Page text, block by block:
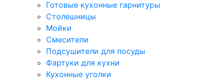
Готовые кухонные гарнитуры
Столешницы
Мойки
Смесители
Подсушители для посуды
Фартуки для кухни
Кухонные уголки